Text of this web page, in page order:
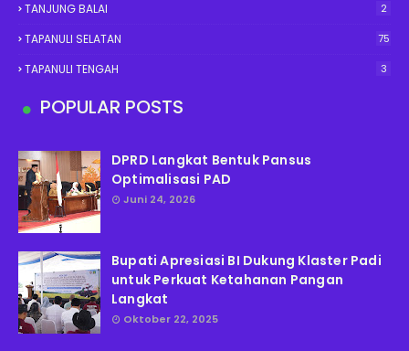
TANJUNG BALAI 2
TAPANULI SELATAN 75
TAPANULI TENGAH 3
POPULAR POSTS
DPRD Langkat Bentuk Pansus
Optimalisasi PAD
Juni 24, 2026
Bupati Apresiasi BI Dukung Klaster Padi
untuk Perkuat Ketahanan Pangan
Langkat
Oktober 22, 2025